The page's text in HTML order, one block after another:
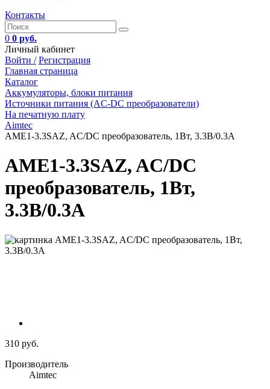
Контакты
0 0 руб.
Личный кабинет
Войти / Регистрация
Главная страница
Каталог
Аккумуляторы, блоки питания
Источники питания (AC-DC преобразователи)
На печатную плату
Aimtec
AME1-3.3SAZ, AC/DC преобразователь, 1Вт, 3.3В/0.3А
AME1-3.3SAZ, AC/DC
преобразователь, 1Вт,
3.3В/0.3А
310 руб.
Производитель
Aimtec